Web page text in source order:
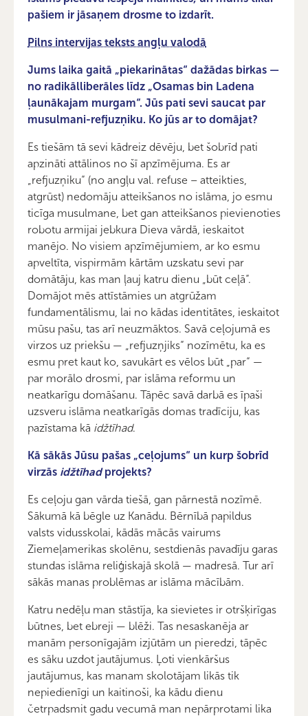
pašiem ir jāsaņem drosme to izdarīt.
Pilns intervijas teksts angļu valodā
Jums laika gaitā „piekarinātas“ dažādas birkas —
no radikālliberāles līdz „Osamas bin Ladena
ļaunākajam murgam“. Jūs pati sevi saucat par
musulmani-refjuzņiku. Ko jūs ar to domājat?
Es tiešām tā sevi kādreiz dēvēju, bet šobrīd pati
apzināti attālinos no šī apzīmējuma. Es ar
„refjuzņiku“ (no angļu val. refuse – atteikties,
atgrūst) nedomāju atteikšanos no islāma, jo esmu
ticīga musulmane, bet gan atteikšanos pievienoties
robotu armijai jebkura Dieva vārdā, ieskaitot
manējo. No visiem apzīmējumiem, ar ko esmu
apveltīta, vispirmām kārtām uzskatu sevi par
domātāju, kas man ļauj katru dienu „būt ceļā“.
Domājot mēs attīstāmies un atgrūžam
fundamentālismu, lai no kādas identitātes, ieskaitot
mūsu pašu, tas arī neuzmāktos. Savā ceļojumā es
virzos uz priekšu — „refjuzņjiks“ nozīmētu, ka es
esmu pret kaut ko, savukārt es vēlos būt „par“ —
par morālo drosmi, par islāma reformu un
neatkarīgu domāšanu. Tāpēc savā darbā es īpaši
uzsveru islāma neatkarīgās domas tradīciju, kas
pazīstama kā idžtīhad.
Kā sākās Jūsu pašas „ceļojums“ un kurp šobrīd
virzās idžtīhadprojekts?
Es ceļoju gan vārda tiešā, gan pārnestā nozīmē.
Sākumā kā bēgle uz Kanādu. Bērnībā papildus
valsts vidusskolai, kādās mācās vairums
Ziemeļamerikas skolēnu, sestdienās pavadīju garas
stundas islāma reliģiskajā skolā — madresā. Tur arī
sākās manas problēmas ar islāma mācībām.
Katru nedēļu man stāstīja, ka sievietes ir otršķirīgas
būtnes, bet ebreji — blēži. Tas nesaskanēja ar
manām personīgajām izjūtām un pieredzi, tāpēc
es sāku uzdot jautājumus. Ļoti vienkāršus
jautājumus, kas manam skolotājam likās tik
nepiedienīgi un kaitinoši, ka kādu dienu
četrpadsmit gadu vecumā man nepārprotami lika